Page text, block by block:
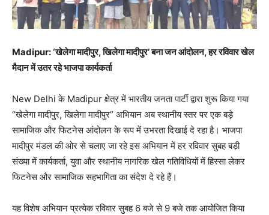
Madipur: ‘खेलेगा मादीपुर, खिलेगा मादीपुर’ बना जन आंदोलन, हर रविवार खेल
मैदान में उतर रहे भाजपा कार्यकर्ता
New Delhi के Madipur क्षेत्र में भारतीय जनता पार्टी द्वारा शुरू किया गया
“खेलेगा मादीपुर, खिलेगा मादीपुर” अभियान अब स्थानीय स्तर पर एक बड़े
सामाजिक और फिटनेस आंदोलन के रूप में उभरता दिखाई दे रहा है। भाजपा
मादीपुर मंडल की ओर से चलाए जा रहे इस अभियान में हर रविवार सुबह बड़ी
संख्या में कार्यकर्ता, युवा और स्थानीय नागरिक खेल गतिविधियों में हिस्सा लेकर
फिटनेस और सामाजिक सहभागिता का संदेश दे रहे हैं।
यह विशेष अभियान प्रत्येक रविवार सुबह 6 बजे से 9 बजे तक आयोजित किया